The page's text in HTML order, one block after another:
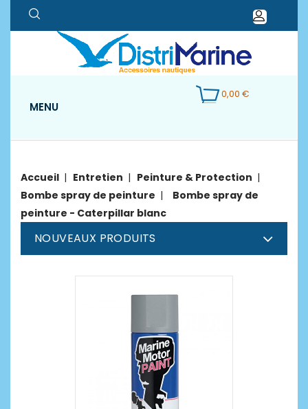
0,00 €
MENU
Accueil Entretien
Peinture & Protection
Bombe spray de peinture
Bombe spray de
peinture - Caterpillar blanc
NOUVEAUX PRODUITS